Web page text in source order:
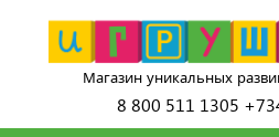
Магазин уникальных
8 800 511 1305